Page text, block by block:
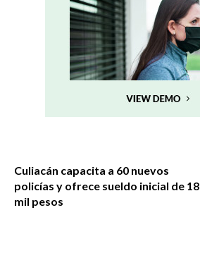
Culiacán capacita a 60 nuevos
policías y ofrece sueldo inicial de 18
mil pesos